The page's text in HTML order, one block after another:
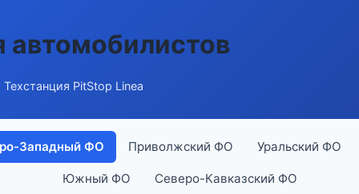
автомобилистов
PitStop Linea
Западный ФО Приволжский ФО Уральский ФО
Южный ФО Северо-Кавказский ФО